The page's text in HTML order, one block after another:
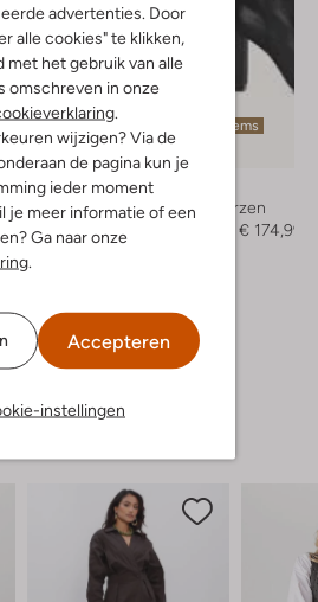
advertenties. Door
alle cookies" te klikken,
met het gebruik van alle
omschreven in onze
wijzigen? Via de
de pagina kun je
ieder moment
je meer informatie of een
Ga naar onze
Accepteren
instellingen
Laatste items
Hoge laarzen
€ 174,99